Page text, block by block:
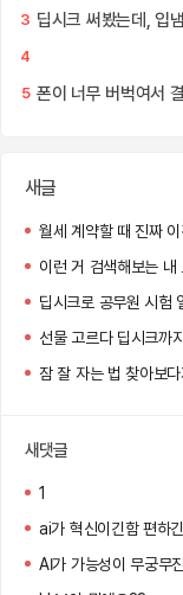
3 딥시크 써봤는데, 입
4
5 폰이 너무 버벅여서
새글
월세 계약할 때 진짜
이런 거 검색해보는 내
딥시크로 공무원 시험
선물 고르다 딥시크까
잠 잘 자는 법 찾아보
새댓글
1
ai가 혁신이긴함 편하
AI가 가능성이 무궁무